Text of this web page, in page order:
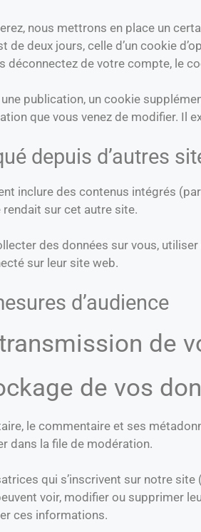
nous mettrons en place un
de deux jours, celle d’un cookie
déconnectez de votre compte, le
publication, un cookie
que vous venez de modifier. Il
depuis d’autres
inclure des contenus intégrés
sur cet autre site.
des données sur vous,
sur leur site web.
d’audience
de
de vos
le commentaire et ses
dans la file de modération.
qui s’inscrivent sur notre
voir, modifier ou supprimer
ces informations.